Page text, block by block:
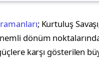
; Kurtuluş
dönüm
karşı gösterilen